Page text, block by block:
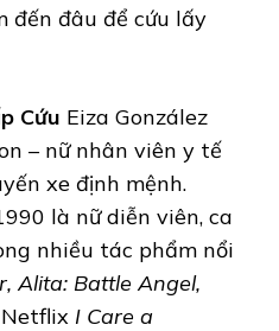
đến đâu để cứu lấy
Cứu Eiza González
– nữ nhân viên y tế
xe định mệnh.
là nữ diễn viên, ca
nhiều tác phẩm nổi
Alita: Battle Angel,
I Care a